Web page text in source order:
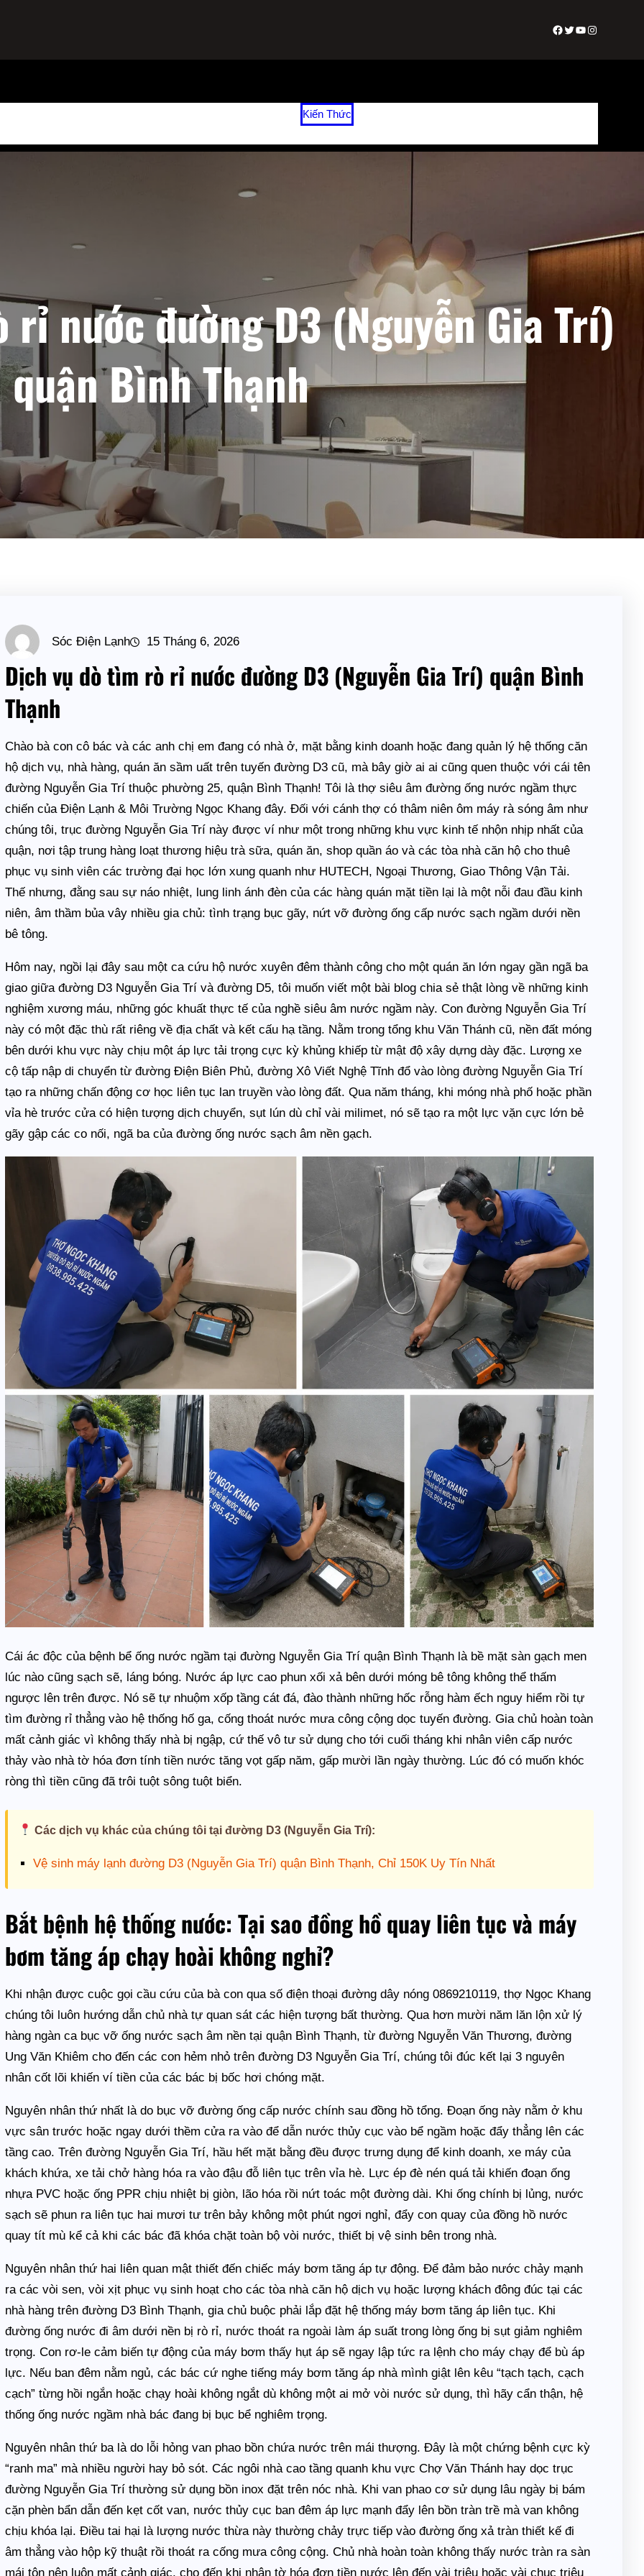
Facebook
Twitter
Youtube
Instagram
Kiến Thức
nước đường D3 (Nguyễn Gia Trí)
quận Bình Thạnh
Sóc Điện Lạnh 15 Tháng 6, 2026
Dịch vụ dò tìm rò rỉ nước đường D3 (Nguyễn Gia Trí) quận Bình
Thạnh
Chào bà con cô bác và các anh chị em đang có nhà ở, mặt bằng kinh doanh hoặc đang quản lý hệ thống căn
hộ dịch vụ, nhà hàng, quán ăn sầm uất trên tuyến đường D3 cũ, mà bây giờ ai ai cũng quen thuộc với cái tên
đường Nguyễn Gia Trí thuộc phường 25, quận Bình Thạnh! Tôi là thợ siêu âm đường ống nước ngầm thực
chiến của Điện Lạnh & Môi Trường Ngọc Khang đây. Đối với cánh thợ có thâm niên ôm máy rà sóng âm như
chúng tôi, trục đường Nguyễn Gia Trí này được ví như một trong những khu vực kinh tế nhộn nhịp nhất của
quận, nơi tập trung hàng loạt thương hiệu trà sữa, quán ăn, shop quần áo và các tòa nhà căn hộ cho thuê
phục vụ sinh viên các trường đại học lớn xung quanh như HUTECH, Ngoại Thương, Giao Thông Vận Tải.
Thế nhưng, đằng sau sự náo nhiệt, lung linh ánh đèn của các hàng quán mặt tiền lại là một nỗi đau đầu kinh
niên, âm thầm bủa vây nhiều gia chủ: tình trạng bục gãy, nứt vỡ đường ống cấp nước sạch ngầm dưới nền
bê tông.
Hôm nay, ngồi lại đây sau một ca cứu hộ nước xuyên đêm thành công cho một quán ăn lớn ngay gần ngã ba
giao giữa đường D3 Nguyễn Gia Trí và đường D5, tôi muốn viết một bài blog chia sẻ thật lòng về những kinh
nghiệm xương máu, những góc khuất thực tế của nghề siêu âm nước ngầm này. Con đường Nguyễn Gia Trí
này có một đặc thù rất riêng về địa chất và kết cấu hạ tầng. Nằm trong tổng khu Văn Thánh cũ, nền đất móng
bên dưới khu vực này chịu một áp lực tải trọng cực kỳ khủng khiếp từ mật độ xây dựng dày đặc. Lượng xe
cộ tấp nập di chuyển từ đường Điện Biên Phủ, đường Xô Viết Nghệ Tĩnh đổ vào lòng đường Nguyễn Gia Trí
tạo ra những chấn động cơ học liên tục lan truyền vào lòng đất. Qua năm tháng, khi móng nhà phố hoặc phần
vỉa hè trước cửa có hiện tượng dịch chuyển, sụt lún dù chỉ vài milimet, nó sẽ tạo ra một lực vặn cực lớn bẻ
gãy gập các co nối, ngã ba của đường ống nước sạch âm nền gạch.
Cái ác độc của bệnh bể ống nước ngầm tại đường Nguyễn Gia Trí quận Bình Thạnh là bề mặt sàn gạch men
lúc nào cũng sạch sẽ, láng bóng. Nước áp lực cao phun xối xả bên dưới móng bê tông không thể thấm
ngược lên trên được. Nó sẽ tự nhuộm xốp tầng cát đá, đào thành những hốc rỗng hàm ếch nguy hiểm rồi tự
tìm đường rỉ thẳng vào hệ thống hố ga, cống thoát nước mưa công cộng dọc tuyến đường. Gia chủ hoàn toàn
mất cảnh giác vì không thấy nhà bị ngập, cứ thế vô tư sử dụng cho tới cuối tháng khi nhân viên cấp nước
thảy vào nhà tờ hóa đơn tính tiền nước tăng vọt gấp năm, gấp mười lần ngày thường. Lúc đó có muốn khóc
ròng thì tiền cũng đã trôi tuột sông tuột biển.
Các dịch vụ khác của chúng tôi tại đường D3 (Nguyễn Gia Trí):
Vệ sinh máy lạnh đường D3 (Nguyễn Gia Trí) quận Bình Thạnh, Chỉ 150K Uy Tín Nhất
Bắt bệnh hệ thống nước: Tại sao đồng hồ quay liên tục và máy
bơm tăng áp chạy hoài không nghỉ?
Khi nhận được cuộc gọi cầu cứu của bà con qua số điện thoại đường dây nóng 0869210119, thợ Ngọc Khang
chúng tôi luôn hướng dẫn chủ nhà tự quan sát các hiện tượng bất thường. Qua hơn mười năm lăn lộn xử lý
hàng ngàn ca bục vỡ ống nước sạch âm nền tại quận Bình Thạnh, từ đường Nguyễn Văn Thương, đường
Ung Văn Khiêm cho đến các con hẻm nhỏ trên đường D3 Nguyễn Gia Trí, chúng tôi đúc kết lại 3 nguyên
nhân cốt lõi khiến ví tiền của các bác bị bốc hơi chóng mặt.
Nguyên nhân thứ nhất là do bục vỡ đường ống cấp nước chính sau đồng hồ tổng. Đoạn ống này nằm ở khu
vực sân trước hoặc ngay dưới thềm cửa ra vào để dẫn nước thủy cục vào bể ngầm hoặc đẩy thẳng lên các
tầng cao. Trên đường Nguyễn Gia Trí, hầu hết mặt bằng đều được trưng dụng để kinh doanh, xe máy của
khách khứa, xe tải chở hàng hóa ra vào đậu đỗ liên tục trên vỉa hè. Lực ép đè nén quá tải khiến đoạn ống
nhựa PVC hoặc ống PPR chịu nhiệt bị giòn, lão hóa rồi nứt toác một đường dài. Khi ống chính bị lủng, nước
sạch sẽ phun ra liên tục hai mươi tư trên bảy không một phút ngơi nghỉ, đẩy con quay của đồng hồ nước
quay tít mù kể cả khi các bác đã khóa chặt toàn bộ vòi nước, thiết bị vệ sinh bên trong nhà.
Nguyên nhân thứ hai liên quan mật thiết đến chiếc máy bơm tăng áp tự động. Để đảm bảo nước chảy mạnh
ra các vòi sen, vòi xịt phục vụ sinh hoạt cho các tòa nhà căn hộ dịch vụ hoặc lượng khách đông đúc tại các
nhà hàng trên đường D3 Bình Thạnh, gia chủ buộc phải lắp đặt hệ thống máy bơm tăng áp liên tục. Khi
đường ống nước đi âm dưới nền bị rò rỉ, nước thoát ra ngoài làm áp suất trong lòng ống bị sụt giảm nghiêm
trọng. Con rơ-le cảm biến tự động của máy bơm thấy hụt áp sẽ ngay lập tức ra lệnh cho máy chạy để bù áp
lực. Nếu ban đêm nằm ngủ, các bác cứ nghe tiếng máy bơm tăng áp nhà mình giật lên kêu “tạch tạch, cạch
cạch” từng hồi ngắn hoặc chạy hoài không ngắt dù không một ai mở vòi nước sử dụng, thì hãy cẩn thận, hệ
thống ống nước ngầm nhà bác đang bị bục bể nghiêm trọng.
Nguyên nhân thứ ba là do lỗi hỏng van phao bồn chứa nước trên mái thượng. Đây là một chứng bệnh cực kỳ
“ranh ma” mà nhiều người hay bỏ sót. Các ngôi nhà cao tầng quanh khu vực Chợ Văn Thánh hay dọc trục
đường Nguyễn Gia Trí thường sử dụng bồn inox đặt trên nóc nhà. Khi van phao cơ sử dụng lâu ngày bị bám
cặn phèn bẩn dẫn đến kẹt cốt van, nước thủy cục ban đêm áp lực mạnh đẩy lên bồn tràn trề mà van không
chịu khóa lại. Điều tai hại là lượng nước thừa này thường chảy trực tiếp vào đường ống xả tràn thiết kế đi
âm thẳng vào hộp kỹ thuật rồi thoát ra cống mưa công cộng. Chủ nhà hoàn toàn không thấy nước tràn ra sàn
mái tôn nên luôn mất cảnh giác, cho đến khi nhận tờ hóa đơn tiền nước lên đến vài triệu hoặc vài chục triệu